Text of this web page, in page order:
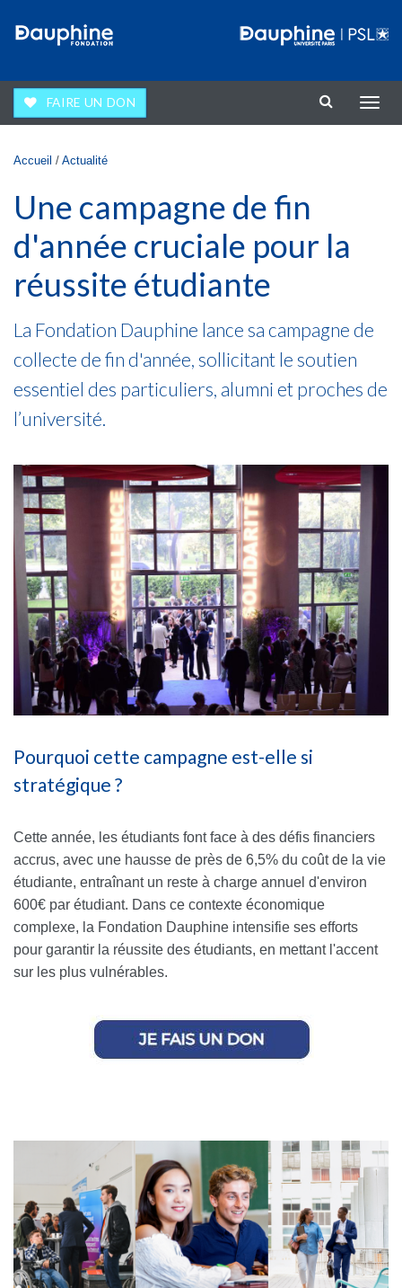
FAIRE UN DON
la
Vous êtes ici
Accueil / Actualité
Une campagne de fin
d'année cruciale pour la
réussite étudiante
La Fondation Dauphine lance sa campagne de
collecte de fin d'année, sollicitant le soutien
essentiel des particuliers, alumni et proches de
l’université.
Pourquoi cette campagne est-elle si
stratégique ?
Cette année, les étudiants font face à des défis financiers
accrus, avec une hausse de près de 6,5% du coût de la vie
étudiante, entraînant un reste à charge annuel d'environ
600€ par étudiant. Dans ce contexte économique
complexe, la Fondation Dauphine intensifie ses efforts
pour garantir la réussite des étudiants, en mettant l'accent
sur les plus vulnérables.